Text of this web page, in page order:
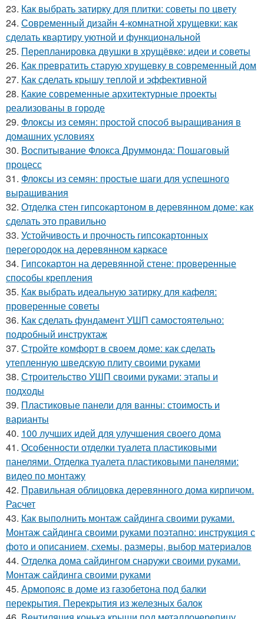
23. Как выбрать затирку для плитки: советы по цвету
24. Современный дизайн 4-комнатной хрущевки: как
сделать квартиру уютной и функциональной
25. Перепланировка двушки в хрущёвке: идеи и советы
26. Как превратить старую хрущевку в современный дом
27. Как сделать крышу теплой и эффективной
28. Какие современные архитектурные проекты
реализованы в городе
29. Флоксы из семян: простой способ выращивания в
домашних условиях
30. Воспитывание Флокса Друммонда: Пошаговый
процесс
31. Флоксы из семян: простые шаги для успешного
выращивания
32. Отделка стен гипсокартоном в деревянном доме: как
сделать это правильно
33. Устойчивость и прочность гипсокартонных
перегородок на деревянном каркасе
34. Гипсокартон на деревянной стене: проверенные
способы крепления
35. Как выбрать идеальную затирку для кафеля:
проверенные советы
36. Как сделать фундамент УШП самостоятельно:
подробный инструктаж
37. Стройте комфорт в своем доме: как сделать
утепленную шведскую плиту своими руками
38. Строительство УШП своими руками: этапы и
подходы
39. Пластиковые панели для ванны: стоимость и
варианты
40. 100 лучших идей для улучшения своего дома
41. Особенности отделки туалета пластиковыми
панелями. Отделка туалета пластиковыми панелями:
видео по монтажу
42. Правильная облицовка деревянного дома кирпичом.
Расчет
43. Как выполнить монтаж сайдинга своими руками.
Монтаж сайдинга своими руками поэтапно: инструкция с
фото и описанием, схемы, размеры, выбор материалов
44. Отделка дома сайдингом снаружи своими руками.
Монтаж сайдинга своими руками
45. Армопояс в доме из газобетона под балки
перекрытия. Перекрытия из железных балок